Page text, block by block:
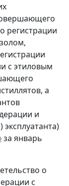
регистрации
с этиловым
а
и
за январь
о
с